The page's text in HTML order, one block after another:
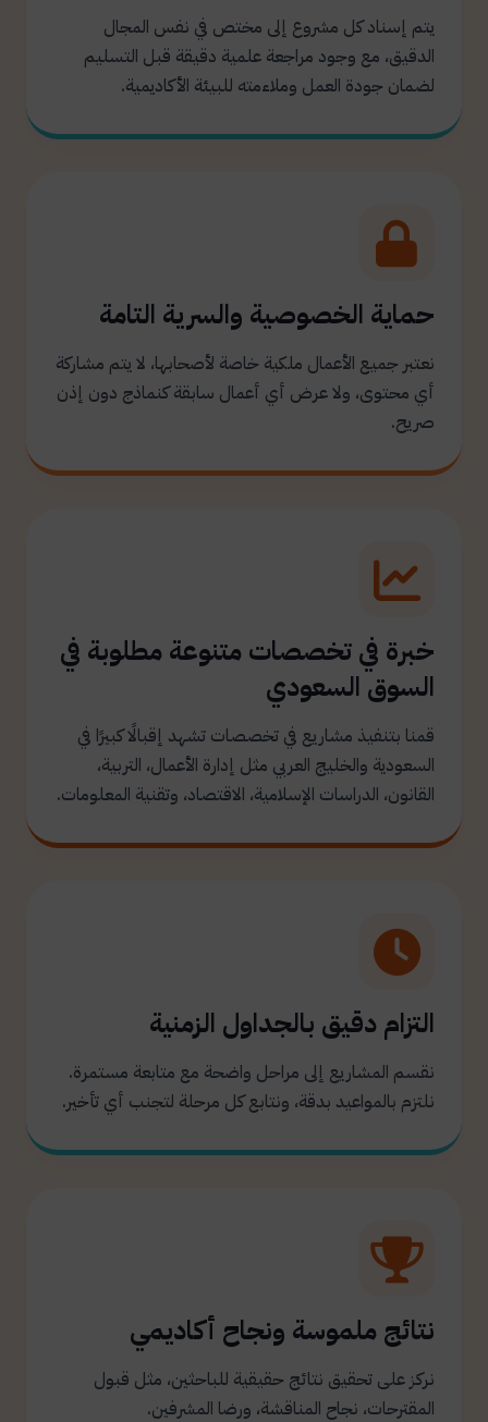
يتم إسناد كل مشروع إلى مختص في نفس المجال
الدقيق، مع وجود مراجعة علمية دقيقة قبل التسليم
لضمان جودة العمل وملاءمته للبيئة الأكاديمية.
حماية الخصوصية والسرية التامة
نعتبر جميع الأعمال ملكية خاصة لأصحابها، لا يتم مشاركة
أي محتوى، ولا عرض أي أعمال سابقة كنماذج دون إذن
صريح.
خبرة في تخصصات متنوعة مطلوبة في
السوق السعودي
قمنا بتنفيذ مشاريع في تخصصات تشهد إقبالًا كبيرًا في
السعودية والخليج العربي مثل إدارة الأعمال، التربية،
القانون، الدراسات الإسلامية، الاقتصاد، وتقنية المعلومات.
التزام دقيق بالجداول الزمنية
نقسم المشاريع إلى مراحل واضحة مع متابعة مستمرة.
نلتزم بالمواعيد بدقة، ونتابع كل مرحلة لتجنب أي تأخير.
نتائج ملموسة ونجاح أكاديمي
نركز على تحقيق نتائج حقيقية للباحثين، مثل قبول
المقترحات، نجاح المناقشة، ورضا المشرفين.